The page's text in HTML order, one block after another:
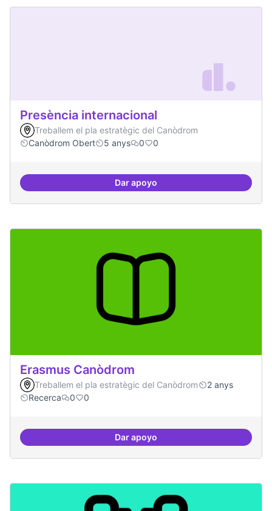
Presència internacional
Treballem el pla estratègic del Canòdrom
Canòdrom Obert
5 anys 0 0
Dar apoyoPresència internacional
Erasmus Canòdrom
Treballem el pla estratègic del Canòdrom
2 anys
Recerca
0 0
Dar apoyoErasmus Canòdrom